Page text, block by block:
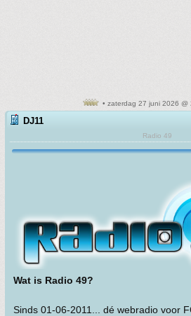
• zaterdag 27 juni 2026 @
DJ11
Radio 49
Wat is Radio 49?
Sinds 01-06-2011... dé webradio voor